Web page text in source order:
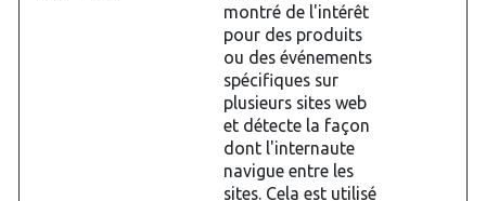
montré de l'intérêt
pour des produits
ou des événements
spécifiques sur
plusieurs sites web
et détecte la façon
dont l'internaute
navigue entre les
sites. Cela est utilisé